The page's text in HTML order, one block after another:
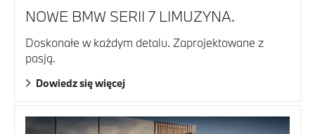
NOWE BMW SERII 7 LIMUZYNA.
Doskonałe w każdym detalu. Zaprojektowane z
pasją.
Dowiedz się więcej